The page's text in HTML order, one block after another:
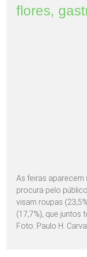
flores,
As feiras aparecem
procura pelo
visam roupas
(17,7%), que juntos
Foto: Paulo H.